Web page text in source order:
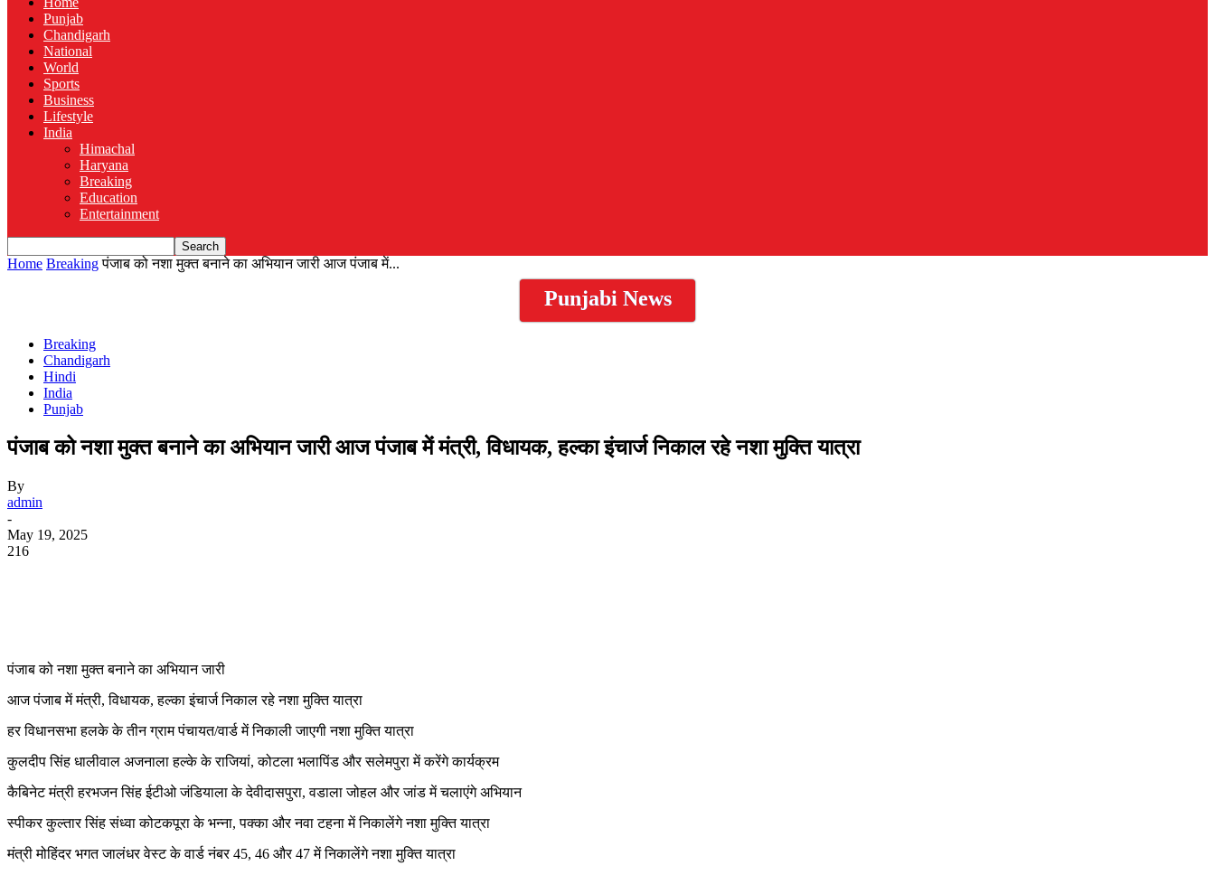
Punjab
Chandigarh
National
World
Sports
Business
Lifestyle
India
Himachal
Haryana
Breaking
Education
Entertainment
Home Breaking पंजाब को नशा मुक्त बनाने का अभियान जारी आज पंजाब में...
Punjabi News
Breaking
Chandigarh
Hindi
India
Punjab
पंजाब को नशा मुक्त बनाने का अभियान जारी आज पंजाब में मंत्री, विधायक, हल्का इंचार्ज निकाल रहे नशा मुक्ति यात्रा
By
admin
-
May 19, 2025
216
पंजाब को नशा मुक्त बनाने का अभियान जारी
आज पंजाब में मंत्री, विधायक, हल्का इंचार्ज निकाल रहे नशा मुक्ति यात्रा
हर विधानसभा हलके के तीन ग्राम पंचायत/वार्ड में निकाली जाएगी नशा मुक्ति यात्रा
कुलदीप सिंह धालीवाल अजनाला हल्के के राजियां, कोटला भलापिंड और सलेमपुरा में करेंगे कार्यक्रम
कैबिनेट मंत्री हरभजन सिंह ईटीओ जंडियाला के देवीदासपुरा, वडाला जोहल और जांड में चलाएंगे अभियान
स्पीकर कुल्तार सिंह संध्वा कोटकपूरा के भन्ना, पक्का और नवा टहना में निकालेंगे नशा मुक्ति यात्रा
मंत्री मोहिंदर भगत जालंधर वेस्ट के वार्ड नंबर 45, 46 और 47 में निकालेंगे नशा मुक्ति यात्रा